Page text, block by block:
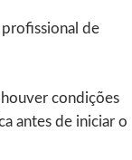
profissional de
condições
antes de iniciar o